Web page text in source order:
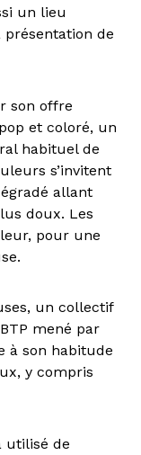
un lieu
présentation de
son offre
et coloré, un
habituel de
s’invitent
allant
doux. Les
pour une
un collectif
mené par
à son habitude
y compris
utilisé de